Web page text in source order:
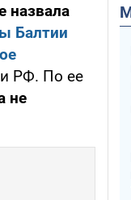
назвала
Балтии
РФ. По ее
не